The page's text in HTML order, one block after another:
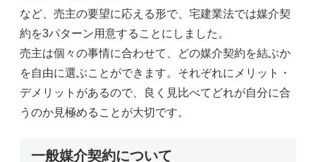
など、売主の要望に応える形で、宅建業法では媒介契
約を3パターン用意することにしました。
売主は個々の事情に合わせて、どの媒介契約を結ぶか
を自由に選ぶことができます。それぞれにメリット・
デメリットがあるので、良く見比べてどれが自分に合
うのか見極めることが大切です。
一般媒介契約について